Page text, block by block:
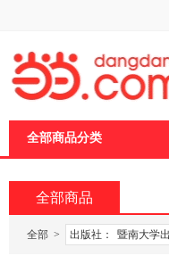
全部商品分类
全部商品
全部 > 出版社： 暨南大学
页
加